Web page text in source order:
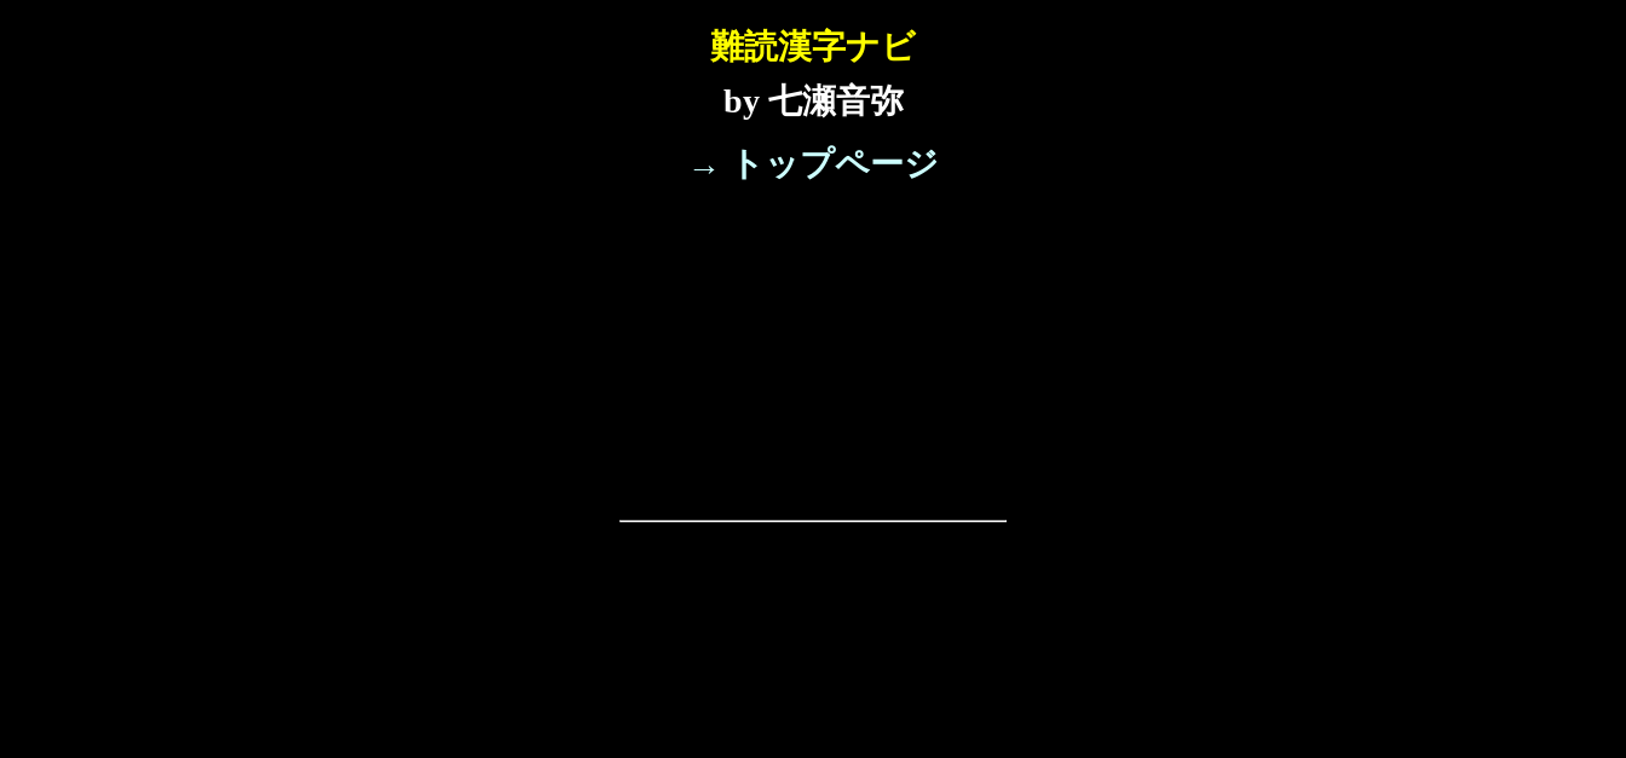
難読漢字ナビ
by 七瀬音弥
→ トップページ